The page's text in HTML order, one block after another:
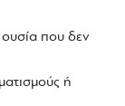
που δεν
ή